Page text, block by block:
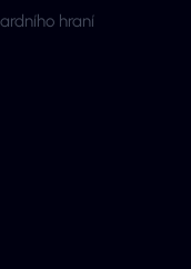
hraní